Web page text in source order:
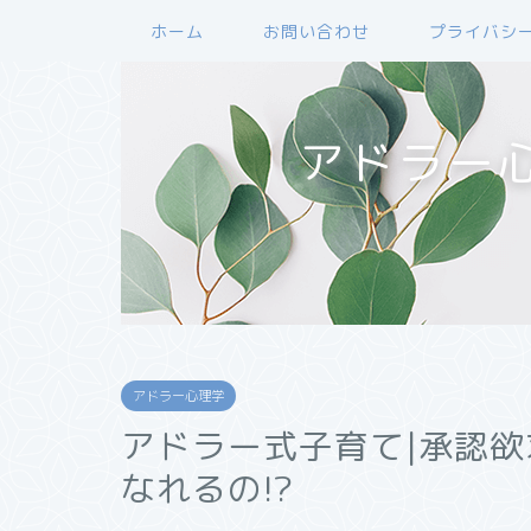
ホーム お問い合わせ プライバシ
アドラー
アドラー心理学
アドラー式子育て|承認
なれるの!?